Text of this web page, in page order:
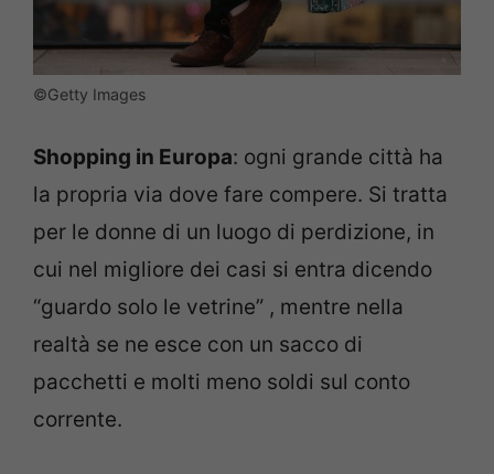
©Getty Images
Shopping in Europa: ogni grande città ha
la propria via dove fare compere. Si tratta
per le donne di un luogo di perdizione, in
cui nel migliore dei casi si entra dicendo
“guardo solo le vetrine” , mentre nella
realtà se ne esce con un sacco di
pacchetti e molti meno soldi sul conto
corrente.